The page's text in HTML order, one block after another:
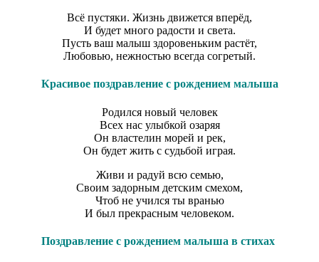
Всё пустяки. Жизнь движется вперёд,
И будет много радости и света.
Пусть ваш малыш здоровеньким растёт,
Любовью, нежностью всегда согретый.
Красивое поздравление с рождением малыша
Родился новый человек
Всех нас улыбкой озаряя
Он властелин морей и рек,
Он будет жить с судьбой играя.
Живи и радуй всю семью,
Своим задорным детским смехом,
Чтоб не учился ты вранью
И был прекрасным человеком.
Поздравление с рождением малыша в стихах